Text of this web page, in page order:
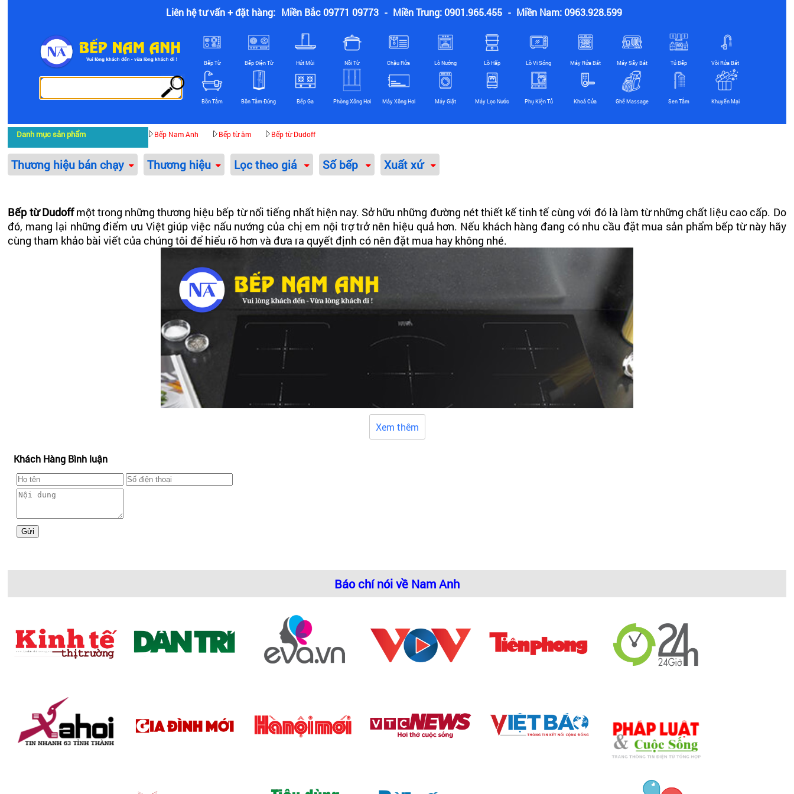
Liên hệ tư vấn + đặt hàng: Miền Bắc 09771 09773 - Miền Trung: 0901.965.455 - Miền Nam: 0963.928.599
Bếp Từ Bếp Điện Từ Hút Mùi Nồi Từ Chậu Rửa Lò Nướng Lò Hấp Lò Vi Sóng Máy Rửa Bát Máy Sấy Bát Tủ Bếp Vòi Rửa Bát
Bồn Tắm Bồn Tắm Đứng Bếp Ga Phòng Xông Hơi Máy Xông Hơi Máy Giặt Máy Lọc Nước Phụ Kiện Tủ Khoá Cửa Ghế Massage Sen Tắm Khuyến Mại
Danh mục sản phẩm Bếp Nam Anh Bếp từ âm Bếp từ Dudoff
Thương hiệu bán chạy Thương hiệu Lọc theo giá Số bếp Xuất xứ
Bếp từ Dudoff một trong những thương hiệu bếp từ nổi tiếng nhất hiện nay. Sở hữu những đường nét thiết kế tinh tế cùng với đó là làm từ những chất liệu cao cấp. Do
đó, mang lại những điểm ưu Việt giúp việc nấu nướng của chị em nội trợ trở nên hiệu quả hơn. Nếu khách hàng đang có nhu cầu đặt mua sản phẩm bếp từ này hãy
cùng tham khảo bài viết của chúng tôi để hiểu rõ hơn và đưa ra quyết định có nên đặt mua hay không nhé.
Lựa chọn sử dụng bếp từ thương hiệu Dudoff cao cấp
Tại sao nên lựa chọn bếp từ Dudoff
Cũng giống như những thương hiệu bếp từ nổi tiếng khác trên thế giới: Munchen, Bosch, Franke, Teka,... Thì thương hiệu bếp từ Dudoff luôn mang đến cho khách
hàng những sản phẩm bếp đa dạng về mẫu mã và kiểu dáng chất lượng.
được sáng tạo dựa trên thiết kế của
Xem thêm
Khách Hàng Bình luận
Báo chí nói về Nam Anh